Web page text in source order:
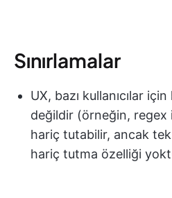
Sınırlamalar
UX, bazı kullanıcılar için
değildir (örneğin, regex
hariç tutabilir, ancak
hariç tutma özelliği